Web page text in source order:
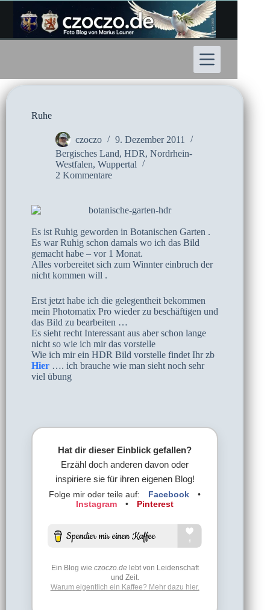
Inhalt
springen
Ruhe
czoczo
9. Dezember 2011
Bergisches Land, HDR, Nordrhein-
Westfalen, Wuppertal
2 Kommentare
Es ist Ruhig geworden in Botanischen Garten .
Es war Ruhig schon damals wo ich das Bild
gemacht habe – vor 1 Monat.
Alles vorbereitet sich zum Winnter einbruch der
nicht kommen will .
Erst jetzt habe ich die gelegentheit bekommen
mein Photomatix Pro wieder zu beschäftigen und
das Bild zu bearbeiten …
Es sieht recht Interessant aus aber schon lange
nicht so wie ich mir das vorstelle
Wie ich mir ein HDR Bild vorstelle findet Ihr zb
Hier …. ich brauche wie man sieht noch sehr
viel übung
Hat dir dieser Einblick gefallen?
Erzähl doch anderen davon oder
inspiriere sie für ihren eigenen Blog!
Folge mir oder teile auf: Facebook
•
Instagram
• Pinterest
Ein Blog wie czoczo.delebt von Leidenschaft
und Zeit.
Warum eigentlich ein Kaffee? Mehr dazu hier.